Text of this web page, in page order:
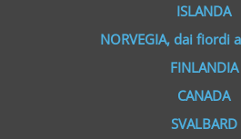
ISLANDA
NORVEGIA, dai fiordi
FINLANDIA
CANADA
SVALBARD